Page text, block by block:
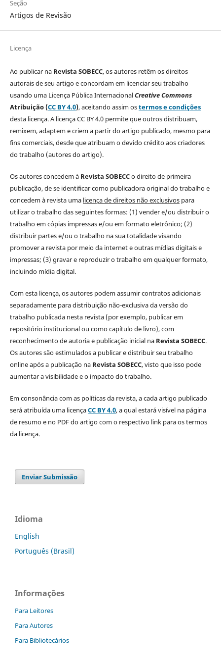
Seção
Artigos de Revisão
Licença
Ao publicar na Revista SOBECC, os autores retêm os direitos
autorais de seu artigo e concordam em licenciar seu trabalho
usando uma Licença Pública InternacionalCreative Commons
Atribuição (CC BY 4.0), aceitando assim ostermos e condições
desta licença. A licença CC BY 4.0 permite que outros distribuam,
remixem, adaptem e criem a partir do artigo publicado, mesmo para
fins comerciais, desde que atribuam o devido crédito aos criadores
do trabalho (autores do artigo).
Os autores concedem à Revista SOBECCo direito de primeira
publicação, de se identificar como publicadora original do trabalho e
concedem à revista uma licença de direitos não exclusivospara
utilizar o trabalho das seguintes formas: (1) vender e/ou distribuir o
trabalho em cópias impressas e/ou em formato eletrônico; (2)
distribuir partes e/ou o trabalho na sua totalidade visando
promover a revista por meio da internet e outras mídias digitais e
impressas; (3) gravar e reproduzir o trabalho em qualquer formato,
incluindo mídia digital.
Com esta licença, os autores podem assumir contratos adicionais
separadamente para distribuição não-exclusiva da versão do
trabalho publicada nesta revista (por exemplo, publicar em
repositório institucional ou como capítulo de livro), com
reconhecimento de autoria e publicação inicial na Revista SOBECC.
Os autores são estimulados a publicar e distribuir seu trabalho
online após a publicação na Revista SOBECC, visto que isso pode
aumentar a visibilidade e o impacto do trabalho.
Em consonância com as políticas da revista, a cada artigo publicado
será atribuída uma licençaCC BY 4.0, a qual estará visível na página
de resumo e no PDF do artigo com o respectivo link para os termos
da licença.
Enviar Submissão
Idioma
English
Português (Brasil)
Informações
Para Leitores
Para Autores
Para Bibliotecários